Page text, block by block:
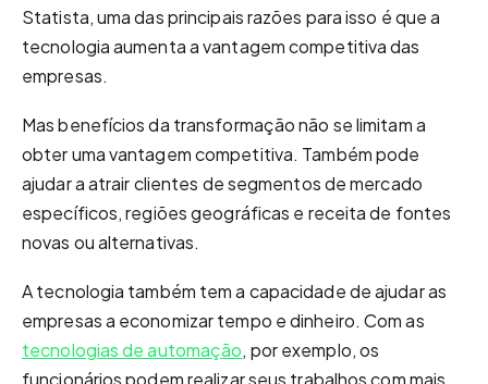
Statista, uma das principais razões para isso é que a
tecnologia aumenta a vantagem competitiva das
empresas.
Mas benefícios da transformação não se limitam a
obter uma vantagem competitiva. Também pode
ajudar a atrair clientes de segmentos de mercado
específicos, regiões geográficas e receita de fontes
novas ou alternativas.
A tecnologia também tem a capacidade de ajudar as
empresas a economizar tempo e dinheiro. Com as
tecnologias de automação, por exemplo, os
funcionários podem realizar seus trabalhos com mais